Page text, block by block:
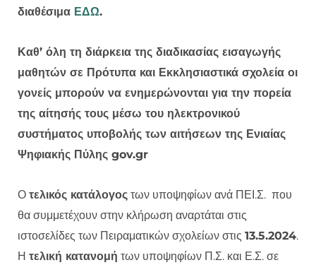
διαθέσιμα ΕΔΩ.
Καθ’ όλη τη διάρκεια της διαδικασίας εισαγωγής
μαθητών σε Πρότυπα και Εκκλησιαστικά σχολεία οι
γονείς μπορούν να ενημερώνονται για την πορεία
της αίτησής τους μέσω του ηλεκτρονικού
συστήματος υποβολής των αιτήσεων της Ενιαίας
Ψηφιακής Πύλης gov.gr
Ο τελικός κατάλογος των υποψηφίων ανά ΠΕΙ.Σ. που
θα συμμετέχουν στην κλήρωση αναρτάται στις
ιστοσελίδες των Πειραματικών σχολείων στις 13.5.2024.
Η τελική κατανομή των υποψηφίων Π.Σ. και Ε.Σ. σε